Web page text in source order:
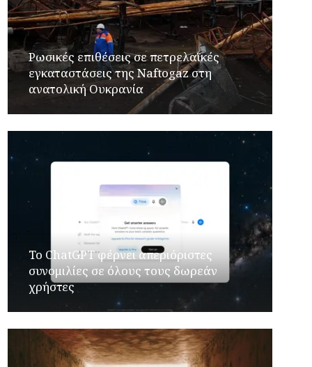
Ρωσικές επιθέσεις σε πετρελαϊκές
εγκαταστάσεις της Naftogaz στη
ανατολική Ουκρανία
Το ChatGPT φέρνει απεριόριστες
συνομιλίες σε όλους τους δωρεάν
χρήστες